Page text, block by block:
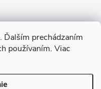
Ďalším prechádzaním
používaním. Viac